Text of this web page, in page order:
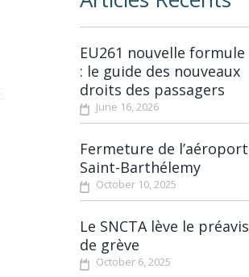
EU261 nouvelle formule
: le guide des nouveaux
droits des passagers
June 16, 2026
Fermeture de l’aéroport
Saint-Barthélemy
October 10, 2025
Le SNCTA lève le préavis
de grève
October 6, 2025